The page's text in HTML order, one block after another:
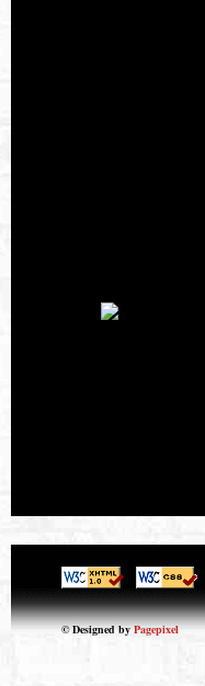
© Designed byPagepixel